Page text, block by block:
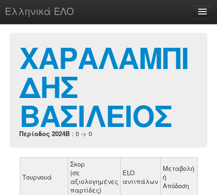
Ελληνικά ΕΛΟ
chesstu.be @ discord
Login
ΧΑΡΑΛΑΜΠΙ
ΔΗΣ
ΒΑΣΙΛΕΙΟΣ
Περίοδος 2024B : 0 -> 0
Τουρνουά
Σκορ
(σε
αξιολογημένες
παρτίδες)
ELO
αντιπάλων
Μεταβολή
ή
Απόδοση